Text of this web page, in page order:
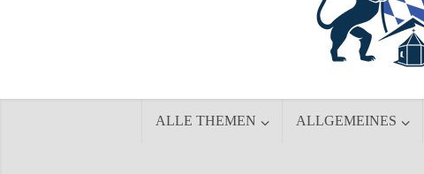
ALLE THEMEN ALLGEMEINES